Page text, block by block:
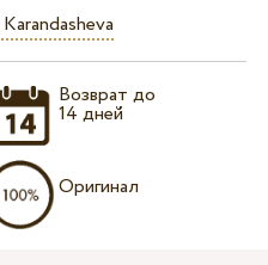
Возврат до
14 дней
Оригинал